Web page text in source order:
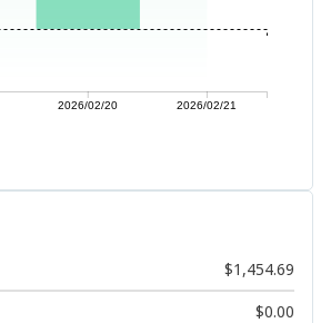
2026/02/20 2026/02/21
$1,454.69
$0.00